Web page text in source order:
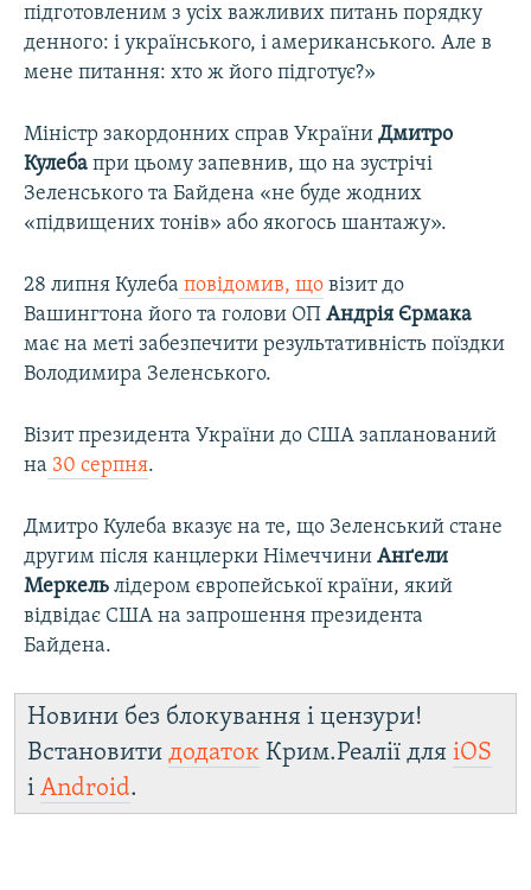
підготовленим з усіх важливих питань порядку
денного: і українського, і американського. Але в
мене питання: хто ж його підготує?»
Міністр закордонних справ України Дмитро
Кулеба при цьому запевнив, що на зустрічі
Зеленського та Байдена «не буде жодних
«підвищених тонів» або якогось шантажу».
28 липня Кулеба повідомив, що візит до
Вашингтона його та голови ОП Андрія Єрмака
має на меті забезпечити результативність поїздки
Володимира Зеленського.
Візит президента України до США запланований
на 30 серпня.
Дмитро Кулеба вказує на те, що Зеленський стане
другим після канцлерки Німеччини Анґели
Меркель лідером європейської країни, який
відвідає США на запрошення президента
Байдена.
Новини без блокування і цензури!
Встановити додаток Крим.Реалії для iOS
і Android.